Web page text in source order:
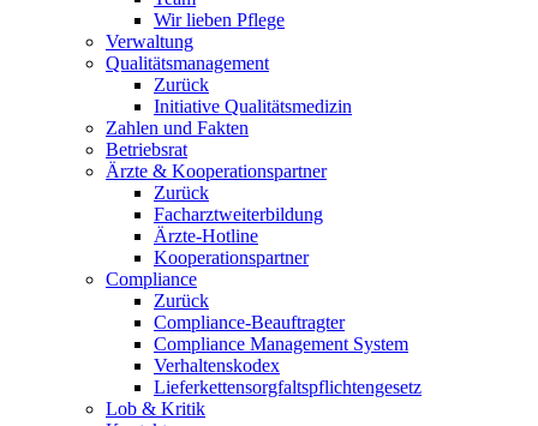
Wir lieben Pflege
Verwaltung
Qualitätsmanagement
Zurück
Initiative Qualitätsmedizin
Zahlen und Fakten
Betriebsrat
Ärzte & Kooperationspartner
Zurück
Facharztweiterbildung
Ärzte-Hotline
Kooperationspartner
Compliance
Zurück
Compliance-Beauftragter
Compliance Management System
Verhaltenskodex
Lieferkettensorgfaltspflichtengesetz
Lob & Kritik